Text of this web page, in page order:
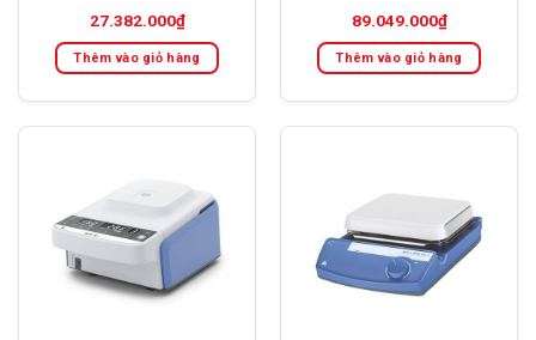
27.382.000₫
Thêm vào giỏ hàng
89.049.000₫
Thêm vào giỏ hàng